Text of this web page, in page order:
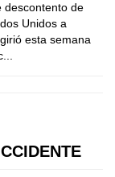
descontento de
Unidos a
esta semana